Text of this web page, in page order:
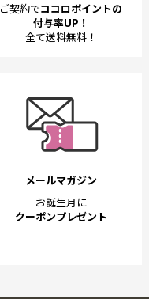
ご契約でココロポイントの
付与率UP！
全て送料無料！
メールマガジン
お誕生月に
クーポンプレゼント